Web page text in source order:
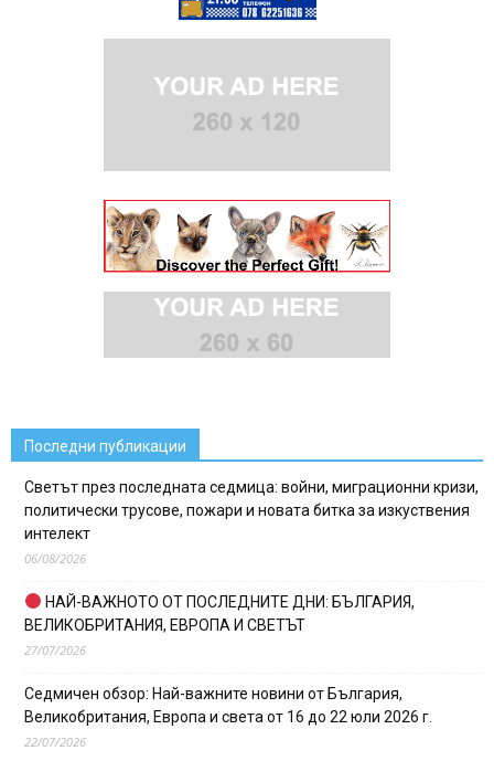
Последни публикации
Светът през последната седмица: войни, миграционни кризи,
политически трусове, пожари и новата битка за изкуствения
интелект
06/08/2026
НАЙ-ВАЖНОТО ОТ ПОСЛЕДНИТЕ ДНИ: БЪЛГАРИЯ,
ВЕЛИКОБРИТАНИЯ, ЕВРОПА И СВЕТЪТ
27/07/2026
Седмичен обзор: Най-важните новини от България,
Великобритания, Европа и света от 16 до 22 юли 2026 г.
22/07/2026